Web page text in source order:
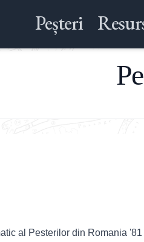
Peșteri
al Pesterilor din Romania '81